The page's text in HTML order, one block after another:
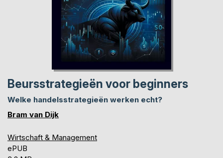
Beursstrategieën voor beginners
Welke handelsstrategieën werken echt?
Bram van Dijk
Wirtschaft & Management
ePUB